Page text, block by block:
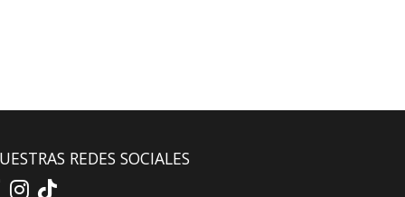
REDES SOCIALES